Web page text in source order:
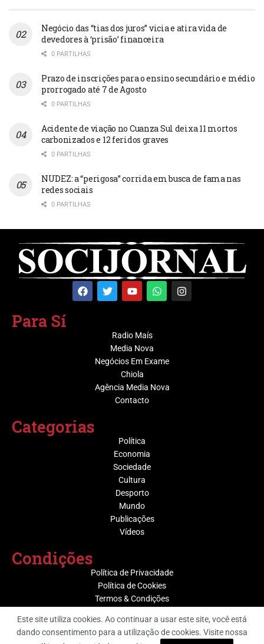
Negócio das “tias dos juros” vicia e atira vida de
devedores à ‘prisão’ financeira
0 PARTILHAS
Prazo de inscrições para o ensino secundário e médio
prorrogado até 7 de Agosto
0 PARTILHAS
Acidente de viação no Cuanza Sul deixa 11 mortos
carbonizados e 12 feridos graves
0 PARTILHAS
NUDEZ: a “perigosa” corrida em busca de fama nas
redes sociais
0 PARTILHAS
Para Sí
Radio Maís
Media Nova
Negócios Em Exame
Chiola
Agência Media Nova
Contacto
Categorias
Política
Economia
Sociedade
Cultura
Desporto
Mundo
Publicações
Vídeos
Condições
Política de Privacidade
Política de Cookies
Termos & Condições
@ Grupo Media Nova | Socijornal
Este site utiliza cookies. Ao continuar a usar este site, você está
dando consentimento para a utilização de cookies. Visite nossa